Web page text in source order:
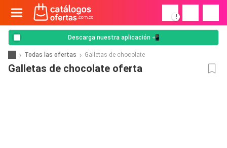
!
Descarga nuestra aplicación 📲
Todas las ofertas Galletas de chocolate
Galletas de chocolate oferta